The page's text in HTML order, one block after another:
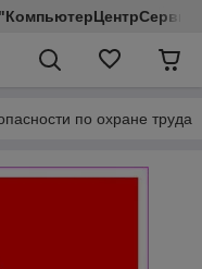
по охране труда